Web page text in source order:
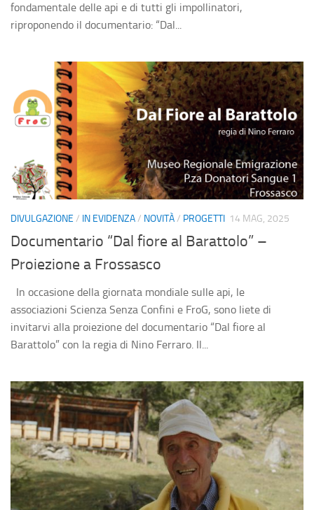
fondamentale delle api e di tutti gli impollinatori,
riproponendo il documentario: “Dal...
DIVULGAZIONE / IN EVIDENZA/ NOVITÀ/ PROGETTI 14 MAG, 2025
Documentario “Dal fiore al Barattolo” –
Proiezione a Frossasco
In occasione della giornata mondiale sulle api, le
associazioni Scienza Senza Confini e FroG, sono liete di
invitarvi alla proiezione del documentario “Dal fiore al
Barattolo” con la regia di Nino Ferraro. Il...